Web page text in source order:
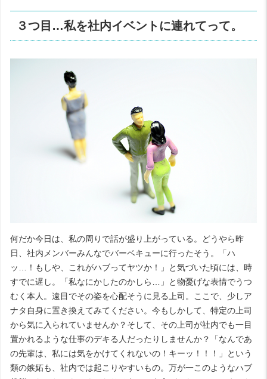
３つ目…私を社内イベントに連れてって。
何だか今日は、私の周りで話が盛り上がっている。どうやら昨
日、社内メンバーみんなでバーベキューに行ったそう。「ハ
ッ…！もしや、これがハブってヤツか！」と気づいた頃には、時
すでに遅し。「私なにかしたのかしら…」と物憂げな表情でうつ
むく本人。遠目でその姿を心配そうに見る上司。ここで、少しア
ナタ自身に置き換えてみてください。今もしかして、特定の上司
から気に入られていませんか？そして、その上司が社内でも一目
置かれるような仕事のデキる人だったりしませんか？「なんであ
の先輩は、私には気をかけてくれないの！キーッ！！！」という
類の嫉妬も、社内では起こりやすいもの。万が一このようなハブ